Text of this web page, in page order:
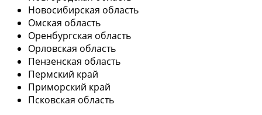
Новосибирская область
Омская область
Оренбургская область
Орловская область
Пензенская область
Пермский край
Приморский край
Псковская область